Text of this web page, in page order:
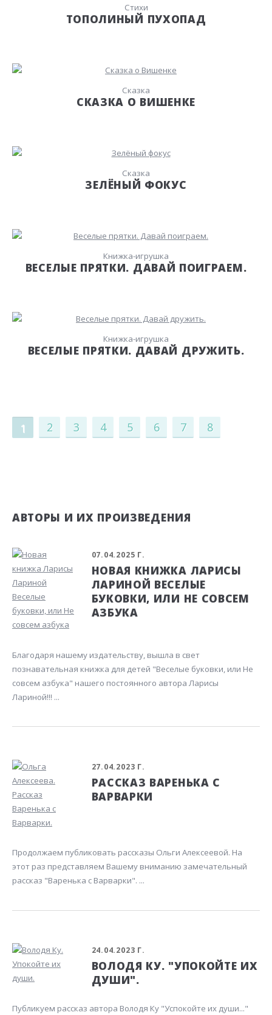
Стихи
ТОПОЛИНЫЙ ПУХОПАД
Сказка
СКАЗКА О ВИШЕНКЕ
Сказка
ЗЕЛЁНЫЙ ФОКУС
Книжка-игрушка
ВЕСЕЛЫЕ ПРЯТКИ. ДАВАЙ ПОИГРАЕМ.
Книжка-игрушка
ВЕСЕЛЫЕ ПРЯТКИ. ДАВАЙ ДРУЖИТЬ.
1 2 3 4 5 6 7 8
АВТОРЫ И ИХ ПРОИЗВЕДЕНИЯ
07.04.2025 Г.
НОВАЯ КНИЖКА ЛАРИСЫ
ЛАРИНОЙ ВЕСЕЛЫЕ
БУКОВКИ, ИЛИ НЕ СОВСЕМ
АЗБУКА
Благодаря нашему издательству, вышла в свет
познавательная книжка для детей "Веселые буковки, или Не
совсем азбука" нашего постоянного автора Ларисы
Лариной!!! ...
27.04.2023 Г.
РАССКАЗ ВАРЕНЬКА С
ВАРВАРКИ
Продолжаем публиковать рассказы Ольги Алексеевой. На
этот раз представляем Вашему вниманию замечательный
рассказ "Варенька с Варварки". ...
24.04.2023 Г.
ВОЛОДЯ КУ. "УПОКОЙТЕ ИХ
ДУШИ".
Публикуем рассказ автора Володя Ку "Успокойте их души..."